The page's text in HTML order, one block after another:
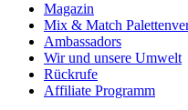
Magazin
Mix & Match
Ambassadors
Wir und unsere Umwelt
Rückrufe
Affiliate Programm